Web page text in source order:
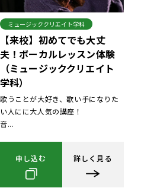
ミュージッククリエイト学科
【来校】初めてでも大丈
夫！ボーカルレッスン体験
（ミュージッククリエイト
学科）
歌うことが大好き、歌い手になりた
い人にに大人気の講座！
音...
申し込む 詳しく見る